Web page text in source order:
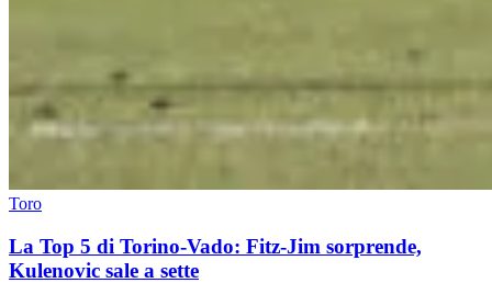
Toro
La Top 5 di Torino-Vado: Fitz-Jim sorprende,
Kulenovic sale a sette